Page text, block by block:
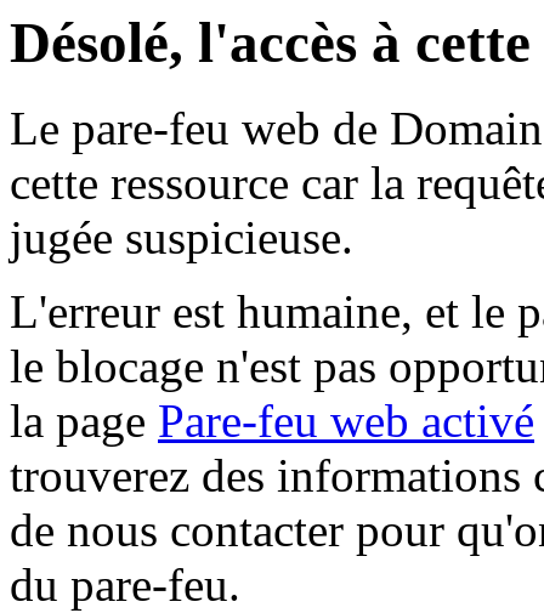
Désolé, l'accès à
Le pare-feu web de
cette ressource car la
jugée suspicieuse.
L'erreur est humaine, et le
le blocage n'est pas
la page Pare-feu web activé
trouverez des informations
de nous contacter pour
du pare-feu.